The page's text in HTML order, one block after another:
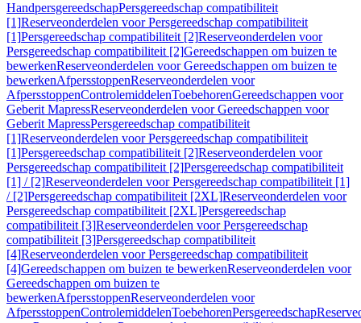
HandpersgereedschapPersgereedschap compatibiliteit
[1]Reserveonderdelen voor Persgereedschap compatibiliteit
[1]Persgereedschap compatibiliteit [2]Reserveonderdelen voor
Persgereedschap compatibiliteit [2]Gereedschappen om buizen te
bewerkenReserveonderdelen voor Gereedschappen om buizen te
bewerkenAfpersstoppenReserveonderdelen voor
AfpersstoppenControlemiddelenToebehorenGereedschappen voor
Geberit MapressReserveonderdelen voor Gereedschappen voor
Geberit MapressPersgereedschap compatibiliteit
[1]Reserveonderdelen voor Persgereedschap compatibiliteit
[1]Persgereedschap compatibiliteit [2]Reserveonderdelen voor
Persgereedschap compatibiliteit [2]Persgereedschap compatibiliteit
[1] / [2]Reserveonderdelen voor Persgereedschap compatibiliteit [1]
/ [2]Persgereedschap compatibiliteit [2XL]Reserveonderdelen voor
Persgereedschap compatibiliteit [2XL]Persgereedschap
compatibiliteit [3]Reserveonderdelen voor Persgereedschap
compatibiliteit [3]Persgereedschap compatibiliteit
[4]Reserveonderdelen voor Persgereedschap compatibiliteit
[4]Gereedschappen om buizen te bewerkenReserveonderdelen voor
Gereedschappen om buizen te
bewerkenAfpersstoppenReserveonderdelen voor
AfpersstoppenControlemiddelenToebehorenPersgereedschap